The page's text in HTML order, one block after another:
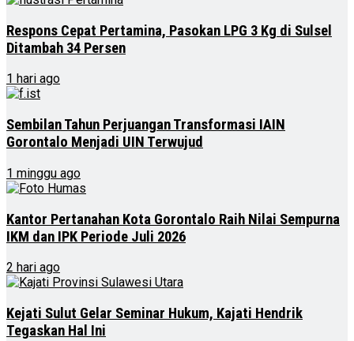
Respons Cepat Pertamina, Pasokan LPG 3 Kg di Sulsel
Ditambah 34 Persen
1 hari ago
Sembilan Tahun Perjuangan Transformasi IAIN
Gorontalo Menjadi UIN Terwujud
1 minggu ago
Kantor Pertanahan Kota Gorontalo Raih Nilai Sempurna
IKM dan IPK Periode Juli 2026
2 hari ago
Kejati Sulut Gelar Seminar Hukum, Kajati Hendrik
Tegaskan Hal Ini